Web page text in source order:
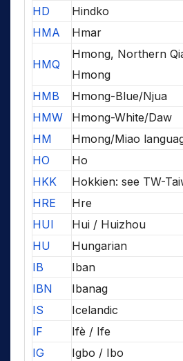
HD
Hindko
HMA
Hmar
HMQ
Hmong, Northern
Hmong
HMB
Hmong-Blue/Njua
HMW
Hmong-White/Daw
HM
Hmong/Miao
HO
Ho
HKK
Hokkien: see TW-
HRE
Hre
HUI
Hui / Huizhou
HU
Hungarian
IB
Iban
IBN
Ibanag
IS
Icelandic
IF
Ifè / Ife
IG
Igbo / Ibo